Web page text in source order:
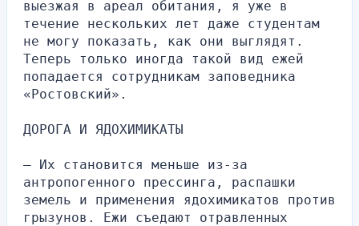
выезжая в ареал обитания, я уже в
течение нескольких лет даже студентам
не могу показать, как они выглядят.
Теперь только иногда такой вид ежей
попадается сотрудникам заповедника
«Ростовский».
ДОРОГА И ЯДОХИМИКАТЫ
— Их становится меньше из-за
антропогенного прессинга, распашки
земель и применения ядохимикатов против
грызунов. Ежи съедают отравленных